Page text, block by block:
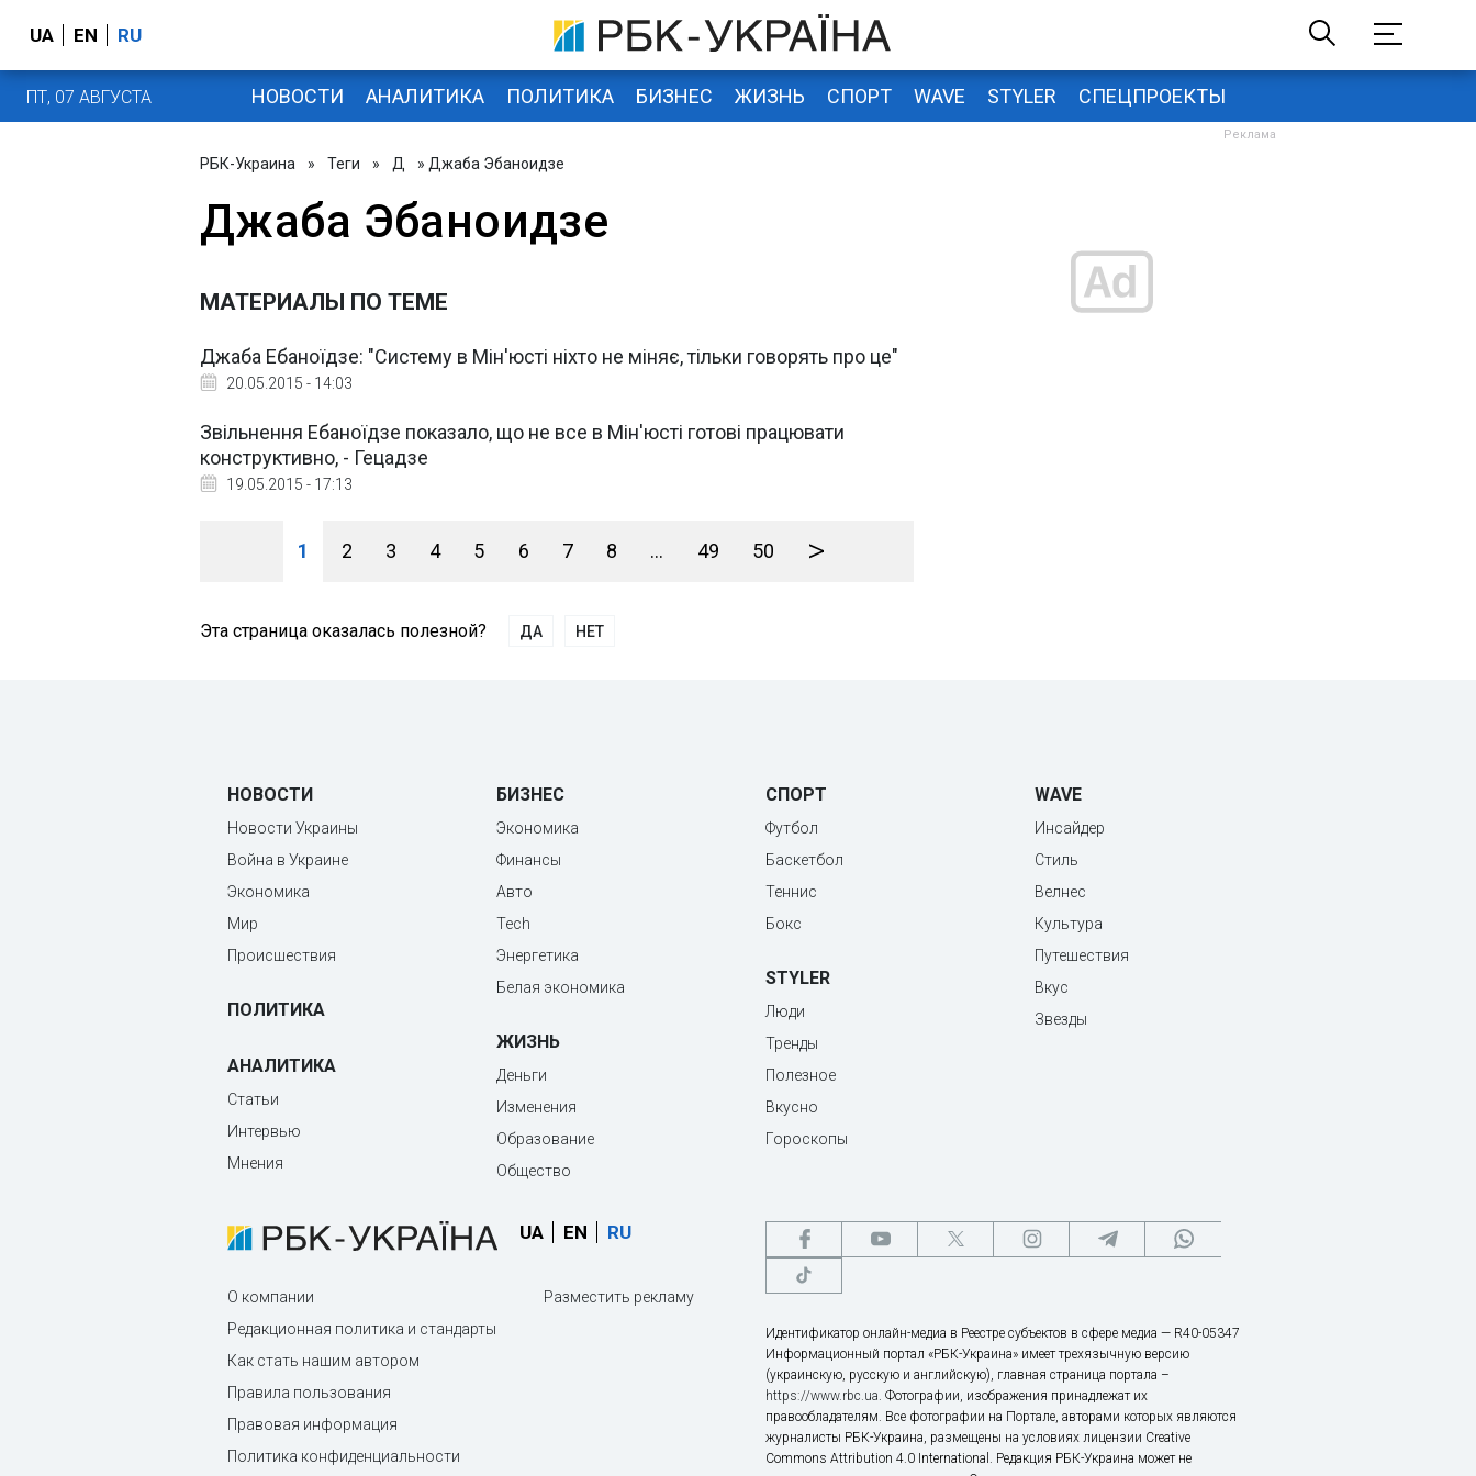
UA EN RU
ПТ, 07 АВГУСТА НОВОСТИ АНАЛИТИКА ПОЛИТИКА БИЗНЕС ЖИЗНЬ СПОРТ WAVE STYLER СПЕЦПРОЕКТЫ
РБК-Украина » Теги » Д » Джаба Эбаноидзе
Джаба Эбаноидзе
МАТЕРИАЛЫ ПО ТЕМЕ
Джаба Ебаноїдзе: "Систему в Мін'юсті ніхто не міняє, тільки говорять про це"
20.05.2015 - 14:03
Звільнення Ебаноїдзе показало, що не все в Мін'юсті готові працювати
конструктивно, - Гецадзе
19.05.2015 - 17:13
1 2 3 4 5 6 7 8 ... 49 50 >
Эта страница оказалась полезной? ДА НЕТ
НОВОСТИ
Новости Украины
Война в Украине
Экономика
Мир
Происшествия
ПОЛИТИКА
АНАЛИТИКА
Статьи
Интервью
Мнения
БИЗНЕС
Экономика
Финансы
Авто
Tech
Энергетика
Белая экономика
ЖИЗНЬ
Деньги
Изменения
Образование
Общество
СПОРТ
Футбол
Баскетбол
Теннис
Бокс
STYLER
Люди
Тренды
Полезное
Вкусно
Гороскопы
WAVE
Инсайдер
Стиль
Велнес
Культура
Путешествия
Вкус
Звезды
UA EN RU
О компании
Редакционная политика и стандарты
Как стать нашим автором
Правила пользования
Правовая информация
Политика конфиденциальности
Разместить рекламу
Идентификатор онлайн-медиа в Реестре субъектов в сфере медиа — R40-05347
Информационный портал «РБК-Украина» имеет трехязычную версию
(украинскую, русскую и английскую), главная страница портала –
https://www.rbc.ua. Фотографии, изображения принадлежат их
правообладателям. Все фотографии на Портале, авторами которых являются
журналисты РБК-Украина, размещены на условиях лицензии Creative
Commons Attribution 4.0 International. Редакция РБК-Украина может не